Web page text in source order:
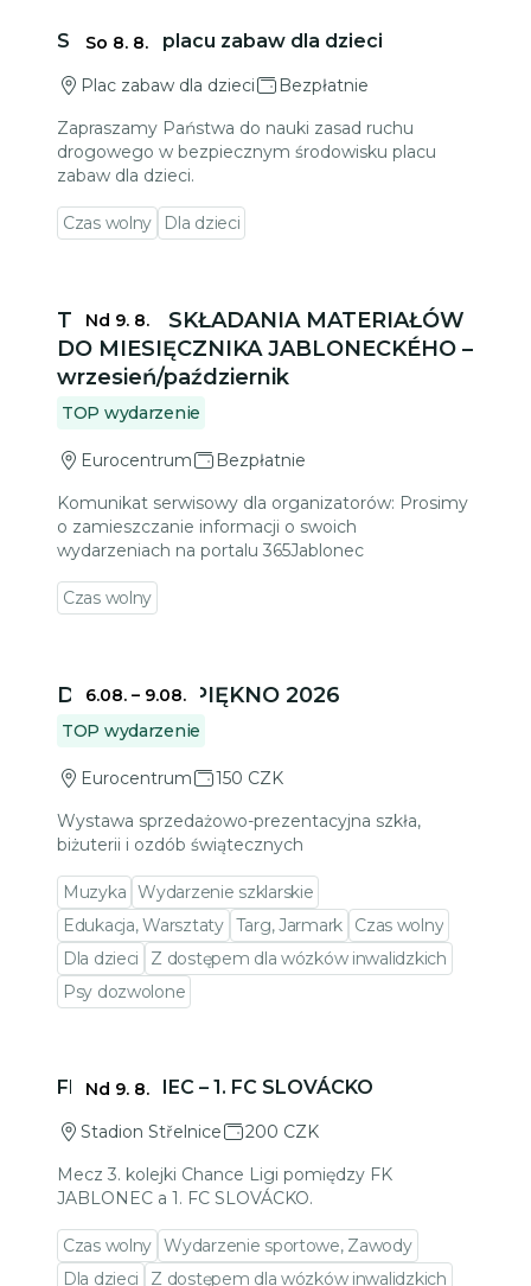
Sobota na placu zabaw dla dzieci
Plac zabaw dla dzieci
Bezpłatnie
Zapraszamy Państwa do nauki zasad ruchu
drogowego w bezpiecznym środowisku placu
zabaw dla dzieci.
Czas wolny Dla dzieci
So 8. 8.
TERMINY SKŁADANIA MATERIAŁÓW
DO MIESIĘCZNIKA JABLONECKÉHO –
wrzesień/październik
TOP wydarzenie
Eurocentrum
Bezpłatnie
Komunikat serwisowy dla organizatorów: Prosimy
o zamieszczanie informacji o swoich
wydarzeniach na portalu 365Jablonec
Czas wolny
Nd 9. 8.
DELIKATNE PIĘKNO 2026
TOP wydarzenie
Eurocentrum
150 CZK
Wystawa sprzedażowo-prezentacyjna szkła,
biżuterii i ozdób świątecznych
Muzyka Wydarzenie szklarskie
Edukacja, Warsztaty Targ, Jarmark
Czas wolny
Dla dzieci
Z dostępem dla wózków inwalidzkich
Psy dozwolone
6.08. – 9.08.
FK JABLONEC – 1. FC SLOVÁCKO
Stadion Střelnice
200 CZK
Mecz 3. kolejki Chance Ligi pomiędzy FK
JABLONEC a 1. FC SLOVÁCKO.
Czas wolny Wydarzenie sportowe, Zawody
Dla dzieci
Z dostępem dla wózków inwalidzkich
Nd 9. 8.